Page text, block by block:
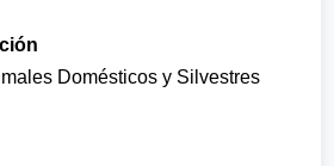
Domésticos y Silvestres